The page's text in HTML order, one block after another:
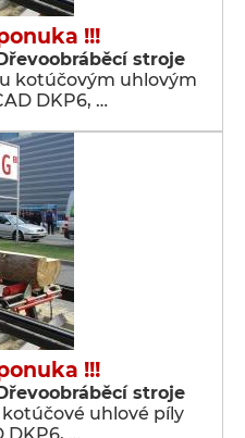
!!!
stroje
kotúčovým uhlovým
DKP6, …
!!!
stroje
kotúčové uhlové píly